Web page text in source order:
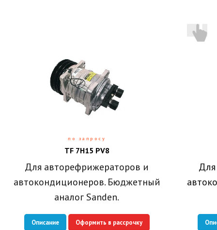
по запросу
TF 7H15 PV8
Для авторефрижераторов и
автокондиционеров. Бюджетный
аналог Sanden.
Описание Оформить в рассрочку